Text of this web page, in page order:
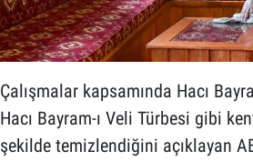
Çalışmalar kapsamında Hacı
Hacı Bayram-ı Veli Türbesi gibi
şekilde temizlendiğini açıklayan